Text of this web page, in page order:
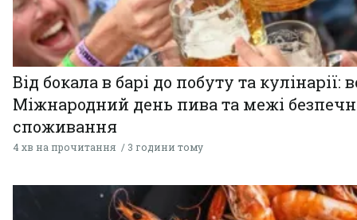
Від бокала в барі до побуту та кулінарії:
Міжнародний день пива та межі
споживання
4 хв на прочитання 3 години тому